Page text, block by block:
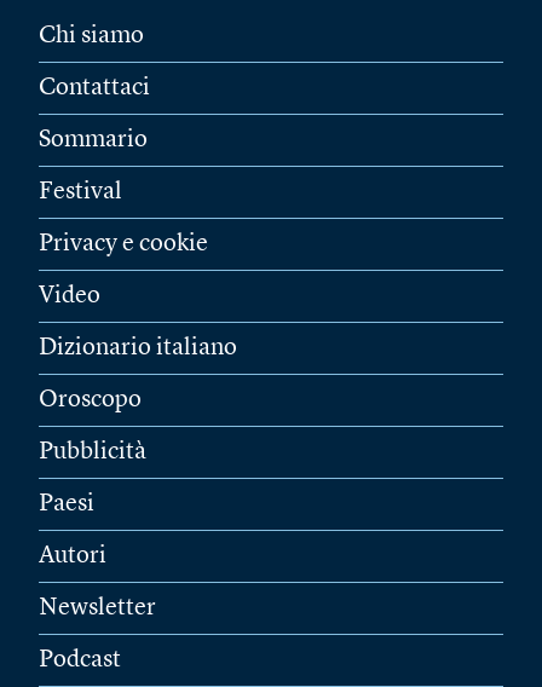
Chi siamo
Contattaci
Sommario
Festival
Privacy e cookie
Video
Dizionario italiano
Oroscopo
Pubblicità
Paesi
Autori
Newsletter
Podcast